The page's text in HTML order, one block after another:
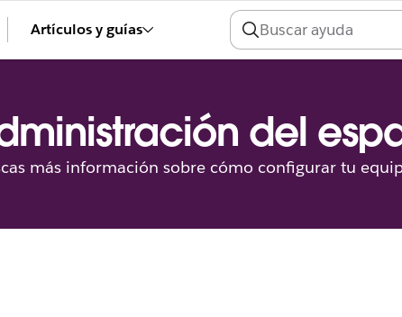
Artículos y guías
del
más información sobre cómo configurar tu